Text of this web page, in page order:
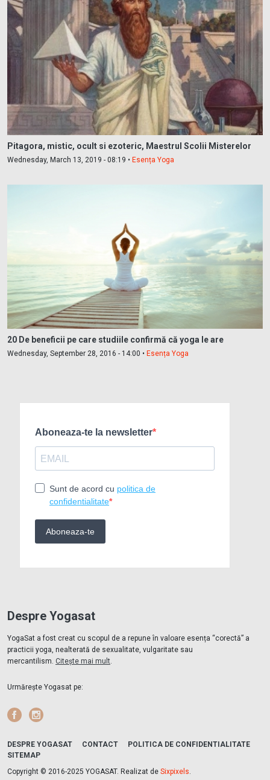
Pitagora, mistic, ocult si ezoteric, Maestrul Scolii Misterelor
Wednesday, March 13, 2019 - 08:19 • Esența Yoga
20 De beneficii pe care studiile confirmă că yoga le are
Wednesday, September 28, 2016 - 14:00 • Esența Yoga
Despre Yogasat
YogaSat a fost creat cu scopul de a repune în valoare esența “corectă” a
practicii yoga, nealterată de sexualitate, vulgaritate sau
mercantilism. Citește mai mult
Urmărește Yogasat pe:
Facebook
DESPRE YOGASAT CONTACT
POLITICA DE CONFIDENTIALITATE
SITEMAP
Copyright © 2016-2025 YOGASAT. Realizat de Sixpixels